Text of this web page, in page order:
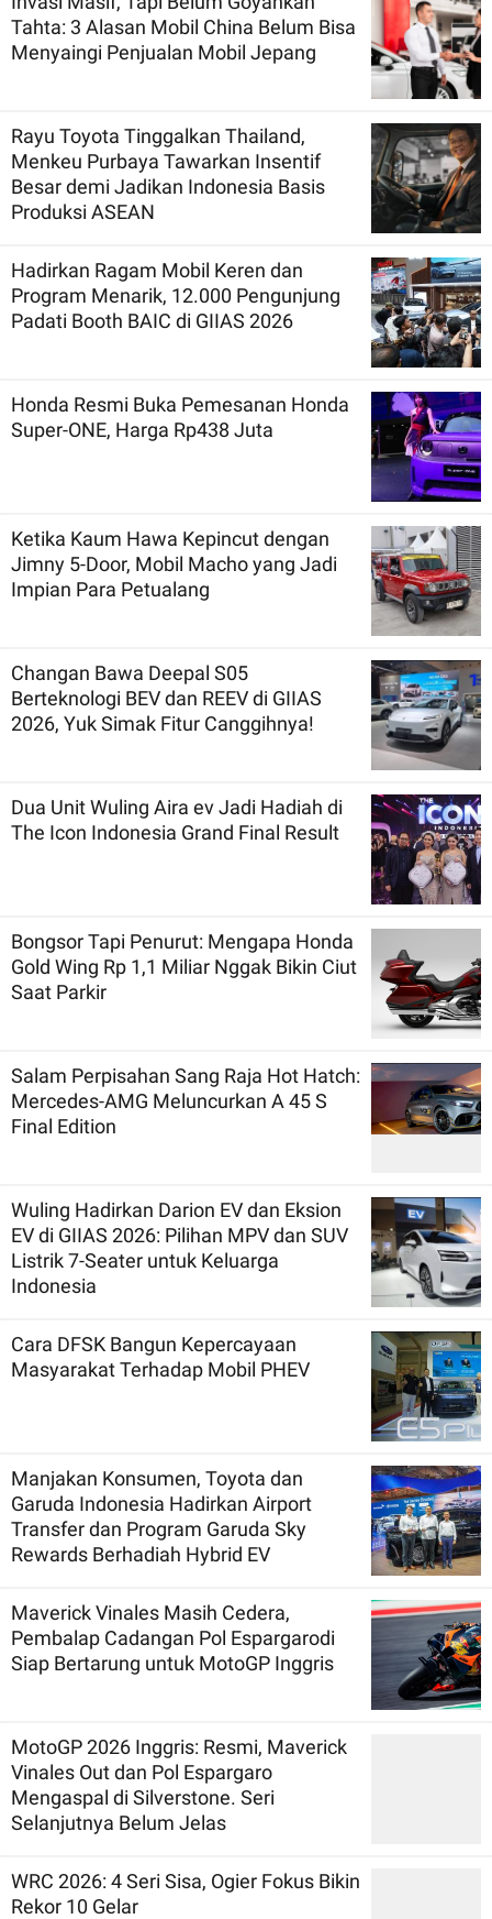
Tahta: 3 Alasan Mobil China Belum Bisa
Menyaingi Penjualan Mobil Jepang
Rayu Toyota Tinggalkan Thailand,
Menkeu Purbaya Tawarkan Insentif
Besar demi Jadikan Indonesia Basis
Produksi ASEAN
Hadirkan Ragam Mobil Keren dan
Program Menarik, 12.000 Pengunjung
Padati Booth BAIC di GIIAS 2026
Honda Resmi Buka Pemesanan Honda
Super-ONE, Harga Rp438 Juta
Ketika Kaum Hawa Kepincut dengan
Jimny 5-Door, Mobil Macho yang Jadi
Impian Para Petualang
Changan Bawa Deepal S05
Berteknologi BEV dan REEV di GIIAS
2026, Yuk Simak Fitur Canggihnya!
Dua Unit Wuling Aira ev Jadi Hadiah di
The Icon Indonesia Grand Final Result
Bongsor Tapi Penurut: Mengapa Honda
Gold Wing Rp 1,1 Miliar Nggak Bikin Ciut
Saat Parkir
Salam Perpisahan Sang Raja Hot Hatch:
Mercedes-AMG Meluncurkan A 45 S
Final Edition
Wuling Hadirkan Darion EV dan Eksion
EV di GIIAS 2026: Pilihan MPV dan SUV
Listrik 7-Seater untuk Keluarga
Indonesia
Cara DFSK Bangun Kepercayaan
Masyarakat Terhadap Mobil PHEV
Manjakan Konsumen, Toyota dan
Garuda Indonesia Hadirkan Airport
Transfer dan Program Garuda Sky
Rewards Berhadiah Hybrid EV
Maverick Vinales Masih Cedera,
Pembalap Cadangan Pol Espargarodi
Siap Bertarung untuk MotoGP Inggris
MotoGP 2026 Inggris: Resmi, Maverick
Vinales Out dan Pol Espargaro
Mengaspal di Silverstone. Seri
Selanjutnya Belum Jelas
WRC 2026: 4 Seri Sisa, Ogier Fokus Bikin
Rekor 10 Gelar